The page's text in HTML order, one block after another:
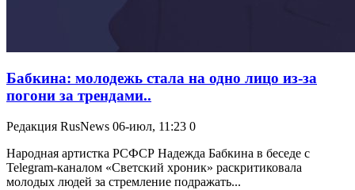
Бабкина: молодежь стала на одно лицо из-за
погони за трендами..
Редакция RusNews 06-июл, 11:23 0
Народная артистка РСФСР Надежда Бабкина в беседе с
Telegram-каналом «Светский хроник» раскритиковала
молодых людей за стремление подражать...